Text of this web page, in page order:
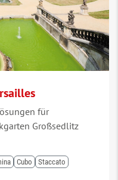
für
Großsedlitz
Cubo
Staccato